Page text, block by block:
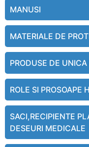
MANUSI
MATERIALE DE
PRODUSE DE
ROLE SI PROSOAPE
SACI,RECIPIENTE
DESEURI MEDICALE